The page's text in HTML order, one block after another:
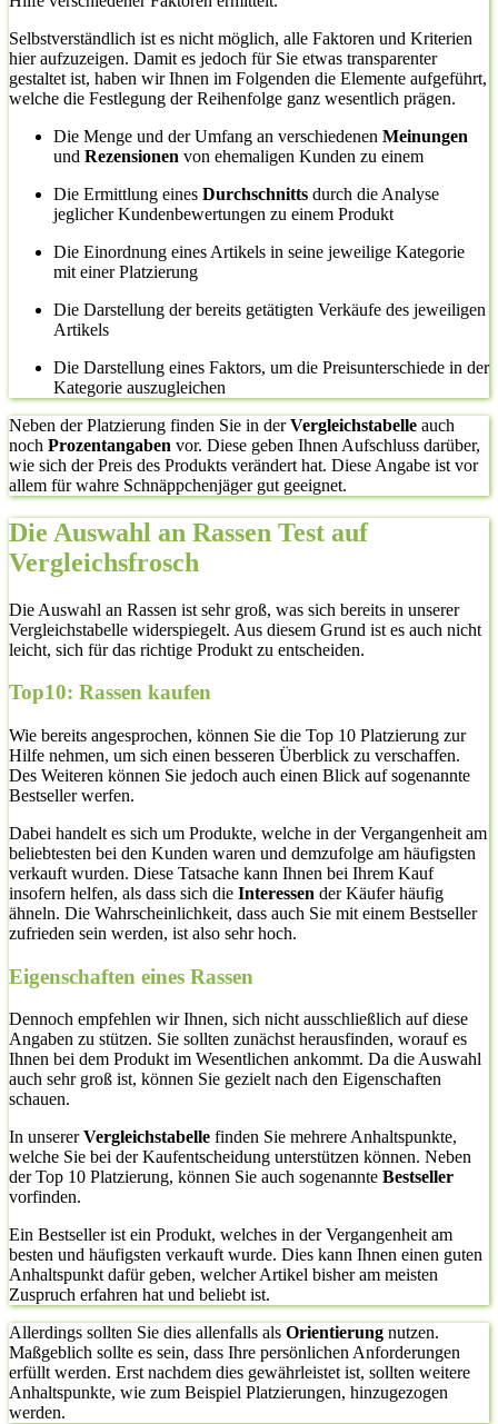
Selbstverständlich ist es nicht möglich, alle Faktoren und Kriterien
hier aufzuzeigen. Damit es jedoch für Sie etwas transparenter
gestaltet ist, haben wir Ihnen im Folgenden die Elemente aufgeführt,
welche die Festlegung der Reihenfolge ganz wesentlich prägen.
Die Menge und der Umfang an verschiedenen Meinungen
und Rezensionen von ehemaligen Kunden zu einem
Die Ermittlung eines Durchschnitts durch die Analyse
jeglicher Kundenbewertungen zu einem Produkt
Die Einordnung eines Artikels in seine jeweilige Kategorie
mit einer Platzierung
Die Darstellung der bereits getätigten Verkäufe des jeweiligen
Artikels
Die Darstellung eines Faktors, um die Preisunterschiede in der
Kategorie auszugleichen
Neben der Platzierung finden Sie in derVergleichstabelle auch
noch Prozentangaben vor. Diese geben Ihnen Aufschluss darüber,
wie sich der Preis des Produkts verändert hat. Diese Angabe ist vor
allem für wahre Schnäppchenjäger gut geeignet.
Die Auswahl an Rassen Test auf
Vergleichsfrosch
Die Auswahl an Rassen ist sehr groß, was sich bereits in unserer
Vergleichstabelle widerspiegelt. Aus diesem Grund ist es auch nicht
leicht, sich für das richtige Produkt zu entscheiden.
Top10: Rassen kaufen
Wie bereits angesprochen, können Sie die Top 10 Platzierung zur
Hilfe nehmen, um sich einen besseren Überblick zu verschaffen.
Des Weiteren können Sie jedoch auch einen Blick auf sogenannte
Bestseller werfen.
Dabei handelt es sich um Produkte, welche in der Vergangenheit am
beliebtesten bei den Kunden waren und demzufolge am häufigsten
verkauft wurden. Diese Tatsache kann Ihnen bei Ihrem Kauf
insofern helfen, als dass sich die Interessen der Käufer häufig
ähneln. Die Wahrscheinlichkeit, dass auch Sie mit einem Bestseller
zufrieden sein werden, ist also sehr hoch.
Eigenschaften eines Rassen
Dennoch empfehlen wir Ihnen, sich nicht ausschließlich auf diese
Angaben zu stützen. Sie sollten zunächst herausfinden, worauf es
Ihnen bei dem Produkt im Wesentlichen ankommt. Da die Auswahl
auch sehr groß ist, können Sie gezielt nach den Eigenschaften
schauen.
In unsererVergleichstabelle finden Sie mehrere Anhaltspunkte,
welche Sie bei der Kaufentscheidung unterstützen können. Neben
der Top 10 Platzierung, können Sie auch sogenannte Bestseller
vorfinden.
Ein Bestseller ist ein Produkt, welches in der Vergangenheit am
besten und häufigsten verkauft wurde. Dies kann Ihnen einen guten
Anhaltspunkt dafür geben, welcher Artikel bisher am meisten
Zuspruch erfahren hat und beliebt ist.
Allerdings sollten Sie dies allenfalls als Orientierung nutzen.
Maßgeblich sollte es sein, dass Ihre persönlichen Anforderungen
erfüllt werden. Erst nachdem dies gewährleistet ist, sollten weitere
Anhaltspunkte, wie zum Beispiel Platzierungen, hinzugezogen
werden.